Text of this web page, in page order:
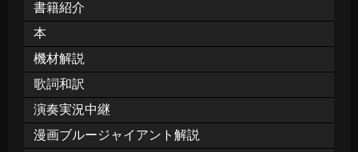
書籍紹介
本
機材解説
歌詞和訳
演奏実況中継
漫画ブルージャイアント解説